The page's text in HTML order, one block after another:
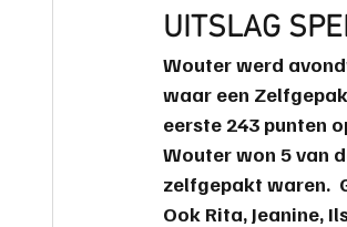
UITSLAG
Wouter werd
waar een
eerste 243 punten
Wouter won 5 van
zelfgepakt waren.
Ook Rita, Jeanine,